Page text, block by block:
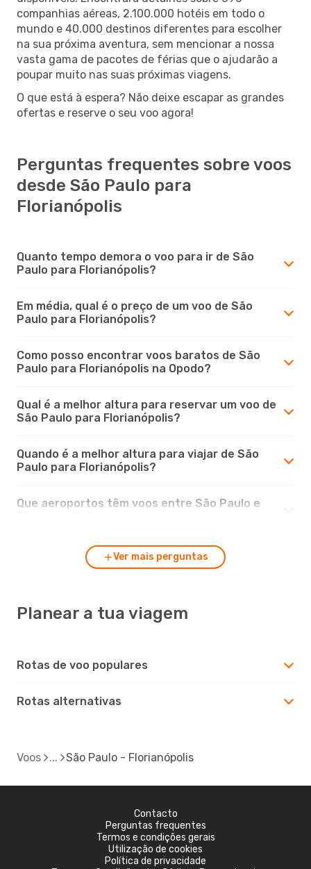
companhias aéreas, 2.100.000 hotéis em todo o
mundo e 40.000 destinos diferentes para escolher
na sua próxima aventura, sem mencionar a nossa
vasta gama de pacotes de férias que o ajudarão a
poupar muito nas suas próximas viagens.
O que está à espera? Não deixe escapar as grandes
ofertas e reserve o seu voo agora!
Perguntas frequentes sobre voos
desde São Paulo para
Florianópolis
Quanto tempo demora o voo para ir de São
Paulo para Florianópolis?
Em média, qual é o preço de um voo de São
Paulo para Florianópolis?
Como posso encontrar voos baratos de São
Paulo para Florianópolis na Opodo?
Qual é a melhor altura para reservar um voo de
São Paulo para Florianópolis?
Quando é a melhor altura para viajar de São
Paulo para Florianópolis?
Que aeroportos têm voos entre São Paulo e
Ver mais perguntas
Planear a tua viagem
Rotas de voo populares
Rotas alternativas
Voos São Paulo - Florianópolis
Contacto
Perguntas frequentes
Termos e condições gerais
Utilização de cookies
Política de privacidade